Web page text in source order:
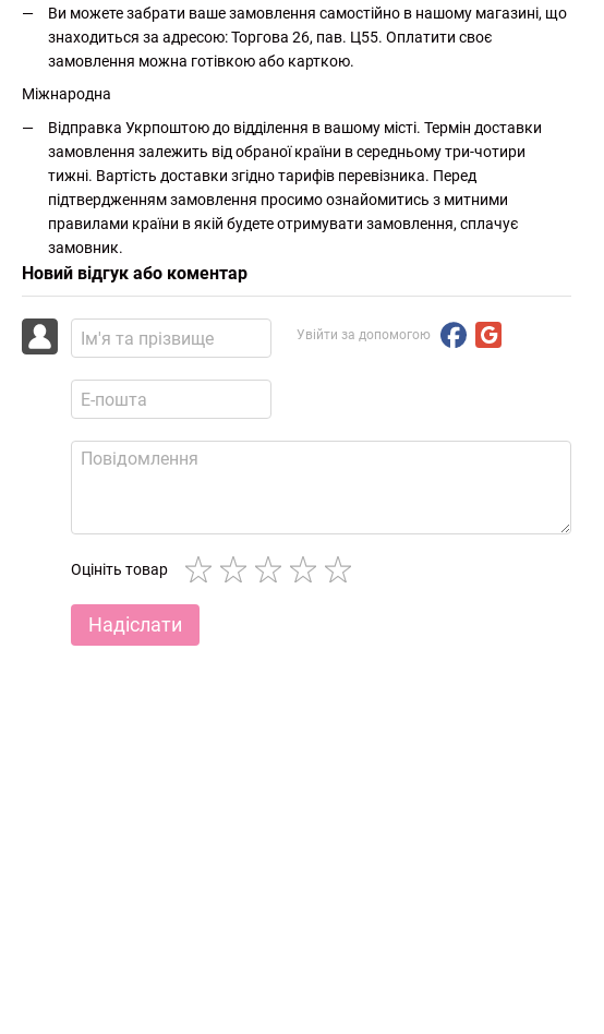
Ви можете забрати ваше замовлення самостійно в нашому магазині, що
знаходиться за адресою: Торгова 26, пав. Ц55. Оплатити своє
замовлення можна готівкою або карткою.
Міжнародна
Відправка Укрпоштою до відділення в вашому місті. Термін доставки
замовлення залежить від обраної країни в середньому три-чотири
тижні. Вартість доставки згідно тарифів перевізника. Перед
підтвердженням замовлення просимо ознайомитись з митними
правилами країни в якій будете отримувати замовлення, сплачує
замовник.
Новий відгук або коментар
Увійти за допомогою
Оцініть товар
Надіслати